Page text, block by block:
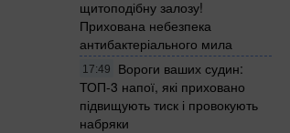
щитоподібну залозу!
Прихована небезпека
антибактеріального мила
17:49
Вороги ваших судин:
ТОП-3 напої, які приховано
підвищують тиск і провокують
набряки